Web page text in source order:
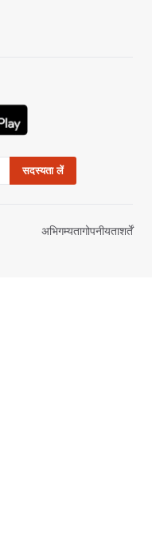
सदस्यता लें
अभिगम्यतागोपनीयताशर्तें